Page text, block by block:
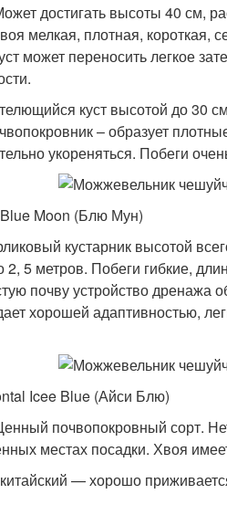
достигать высоты 40 см,
мелкая, плотная, короткая,
может переносить легкое
куст высотой до 30
– образует
укореняться. Побеги
Moon (Блю Мун)
кустарник высотой
2, 5 метров. Побеги гибкие,
почву устройство дренажа
хорошей адаптивностью,
Icee Blue (Айси Блю)
почвопокровный сорт.
местах посадки. Хвоя
— хорошо